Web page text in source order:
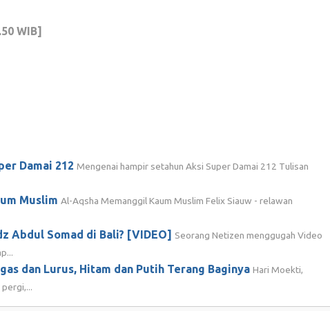
WIB]
Damai 212 Mengenai hampir setahun Aksi Super Damai 212 Tulisan
Muslim Al-Aqsha Memanggil Kaum Muslim Felix Siauw - relawan
Abdul Somad di Bali? [VIDEO] Seorang Netizen menggugah Video
dan Lurus, Hitam dan Putih Terang Baginya Hari Moekti,